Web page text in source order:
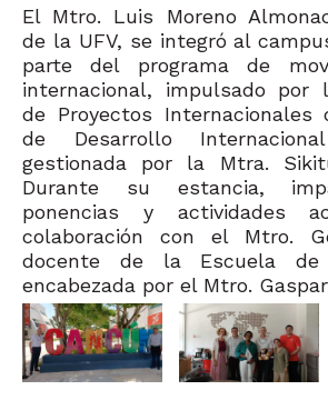
El Mtro. Luis Moreno
de la UFV, se integró al
parte del programa de
internacional, impulsado por
de Proyectos Internacionales
de Desarrollo
gestionada por la Mtra.
Durante su estancia,
ponencias y actividades
colaboración con el Mtro.
docente de la Escuela de
encabezada por el Mtro.